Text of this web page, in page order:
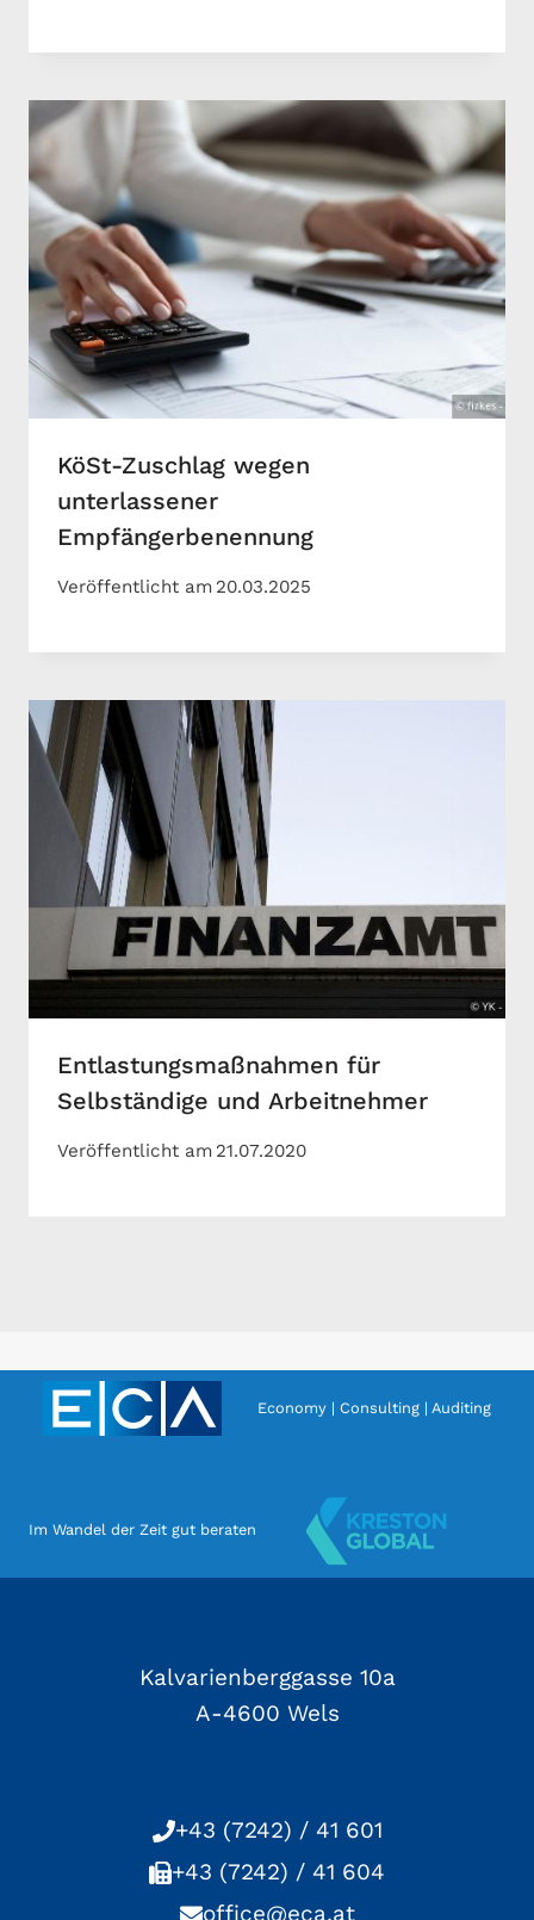
KöSt-Zuschlag wegen
unterlassener
Empfängerbenennung
Veröffentlicht am 20.03.2025
Entlastungsmaßnahmen für
Selbständige und Arbeitnehmer
Veröffentlicht am 21.07.2020
Economy | Consulting | Auditing
Im Wandel der Zeit gut beraten
Kalvarienberggasse 10a
A-4600 Wels
+43 (7242) / 41 601
+43 (7242) / 41 604
office@eca.at